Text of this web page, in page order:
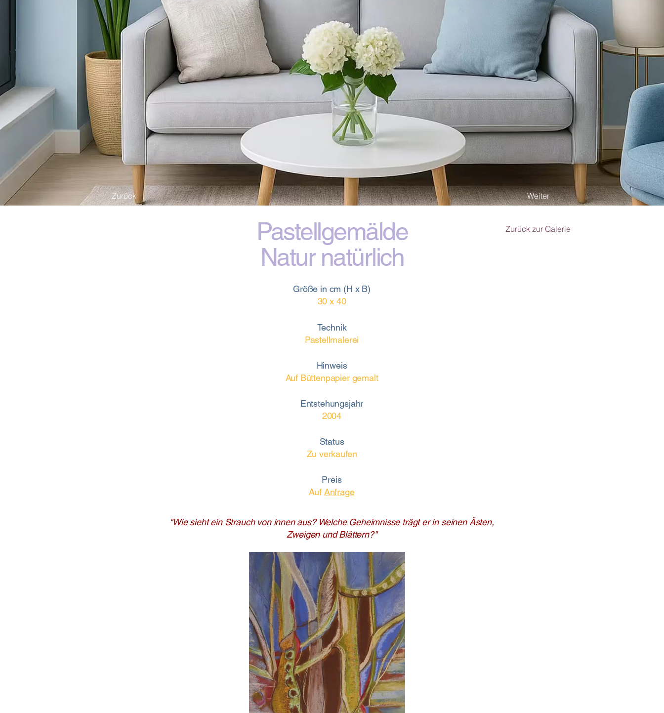
Zurück Weiter
Pastellgemälde Zurück zur Galerie
Natur natürlich
Größe in cm (H x B)
30 x 40
Technik
Pastellmalerei
Hinweis
Auf Büttenpapier gemalt
Entstehungsjahr
2004
Status
Zu verkaufen
Preis
Auf Anfrage
"Wie sieht ein Strauch von innen aus? Welche Geheimnisse trägt er in seinen Ästen,
Zweigen und Blättern?"